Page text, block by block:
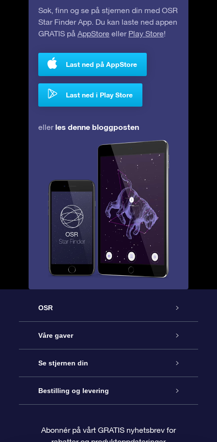
Søk, finn og se på stjernen din med OSR
Star Finder App. Du kan laste ned appen
GRATIS på AppStore eller Play Store!
Last ned på AppStore
Last ned i Play Store
eller les denne bloggposten
OSR
Kundeservice
Kontakt oss
Bloggen
Våre gaver
Online Stjernegave
OSR Gavepakke
Se stjernen din
Star Register
Bestilling og levering
Abonnér på vårt GRATIS nyhetsbrev for